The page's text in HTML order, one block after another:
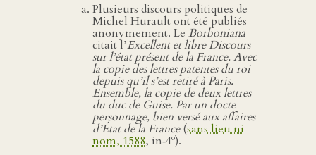
Plusieurs discours politiques de
Michel Hurault ont été publiés
anonymement. Le Borboniana
citait l’Excellent et libre Discours
sur l’état présent de la France. Avec
la copie des lettres patentes du roi
depuis qu’il s’est retiré à Paris.
Ensemble, la copie de deux lettres
du duc de Guise. Par un docte
personnage, bien versé aux affaires
d’État de la France(sans lieu ni
nom, 1588, in‑4o).